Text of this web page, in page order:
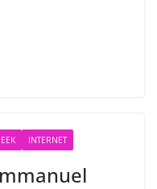
INTERNET